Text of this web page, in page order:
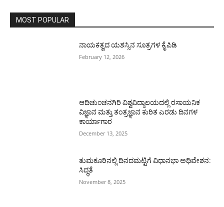
MOST POPULAR
ನಾಯಕತ್ವದ ಯಶಸ್ಸಿನ ಸೂತ್ರಗಳ ಕೈಪಿಡಿ
February 12, 2026
ಆದಿಚುಂಚನಗಿರಿ ವಿಶ್ವವಿದ್ಯಾಲಯದಲ್ಲಿ ರಸಾಯನಿಕ
ವಿಜ್ಞಾನ ಮತ್ತು ತಂತ್ರಜ್ಞಾನ ಕುರಿತ ಎರಡು ದಿನಗಳ
ಕಾರ್ಯಾಗಾರ
December 13, 2025
ತುಮಕೂರಿನಲ್ಲಿ ದಿನದಮಟ್ಟಿಗೆ ವಿಧಾನಭಾ ಅಧಿವೇಶನ:
ಸಿದ್ಧತೆ
November 8, 2025